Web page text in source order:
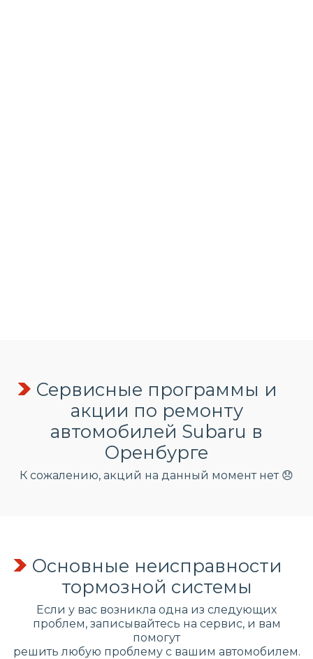
Сервисные программы и
акции по ремонту
автомобилей Subaru в
Оренбурге
К сожалению, акций на данный момент нет 😞
Основные неисправности
тормозной системы
Если у вас возникла одна из следующих
проблем, записывайтесь на сервис, и вам
помогут
решить любую проблему с вашим автомобилем.